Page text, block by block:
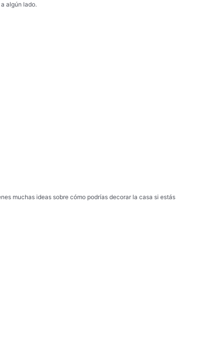
algún lado.
muchas ideas sobre cómo podrías decorar la casa si estás